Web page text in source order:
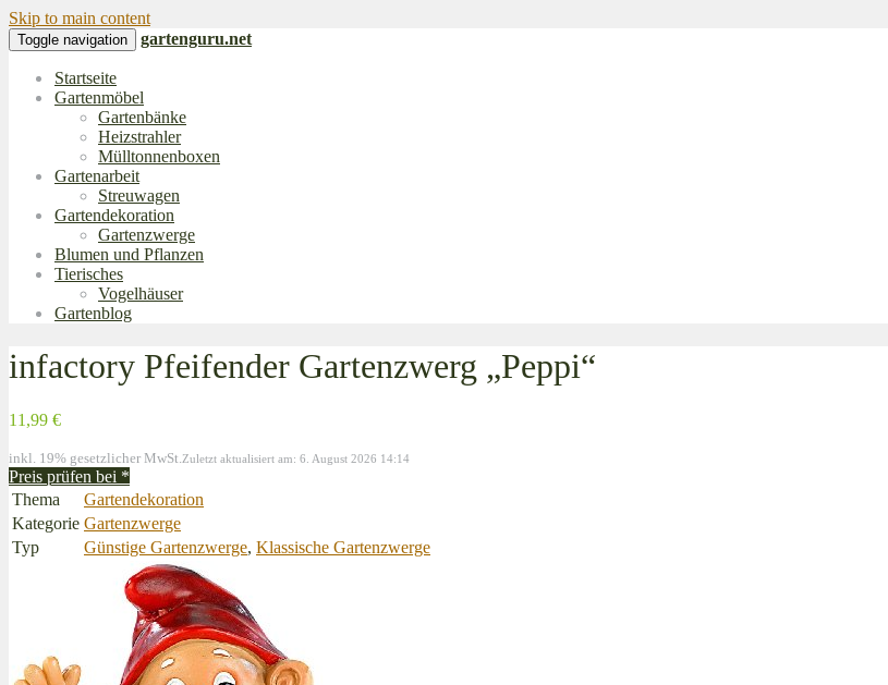
Skip to main content
Toggle navigation gartenguru.net
Startseite
Gartenmöbel
Gartenbänke
Heizstrahler
Mülltonnenboxen
Gartenarbeit
Streuwagen
Gartendekoration
Gartenzwerge
Blumen und Pflanzen
Tierisches
Vogelhäuser
Gartenblog
infactory Pfeifender Gartenzwerg „Peppi“
11,99 €
inkl. 19% gesetzlicher MwSt. Zuletzt aktualisiert am: 6. August 2026 14:14
Preis prüfen bei *
Thema
Gartendekoration
Kategorie Gartenzwerge
Typ
Günstige Gartenzwerge, Klassische Gartenzwerge